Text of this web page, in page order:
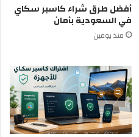
أفضل طرق شراء كاسبر سكاي
في السعودية بأمان
منذ يومين